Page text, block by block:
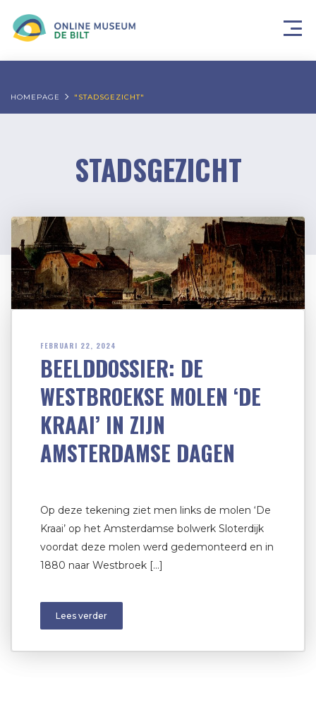
HOMEPAGE "STADSGEZICHT"
STADSGEZICHT
FEBRUARI 22, 2024
BEELDDOSSIER: DE
WESTBROEKSE MOLEN ‘DE
KRAAI’ IN ZIJN
AMSTERDAMSE DAGEN
Op deze tekening ziet men links de molen ‘De
Kraai’ op het Amsterdamse bolwerk Sloterdijk
voordat deze molen werd gedemonteerd en in
1880 naar Westbroek […]
Lees verder